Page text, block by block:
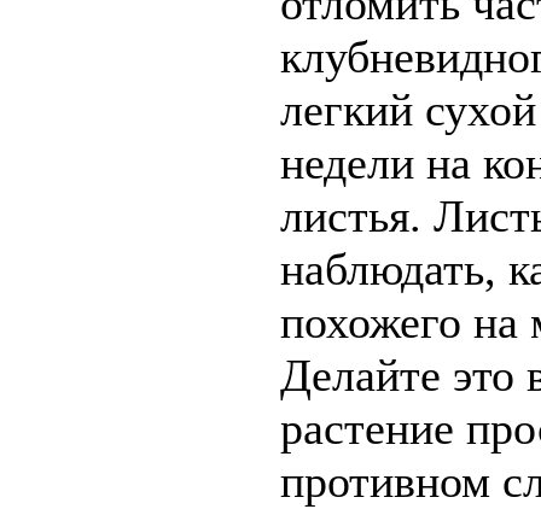
легкий
недели на
листья.
наблюдать,
похожего на
Делайте это
растение
противном